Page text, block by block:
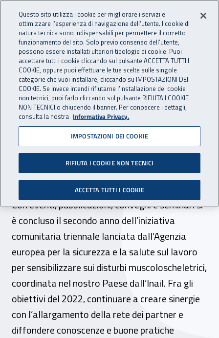
INAIL - Istituto Nazionale
Apri cerca
Navigazione principale
Navigazione - Ti trovi in:
Home Inail comunica News
31 gennaio 2022
Campagna Eu-Osha 2020-
2022, il bilancio del 2021 in
Italia
Con eventi, pubblicazioni, convegni e seminari si
è concluso il secondo anno dell’iniziativa
comunitaria triennale lanciata dall’Agenzia
europea per la sicurezza e la salute sul lavoro
per sensibilizzare sui disturbi muscoloscheletrici,
coordinata nel nostro Paese dall’Inail. Fra gli
obiettivi del 2022, continuare a creare sinergie
con l’allargamento della rete dei partner e
diffondere conoscenze e buone pratiche
Questo sito utilizza i cookie per migliorare i servizi e
ottimizzare l’esperienza di navigazione dell’utente. I cookie di
natura tecnica sono indispensabili per permettere il corretto
funzionamento del sito. Solo previo consenso dell’utente,
possono essere installati ulteriori tipologie di cookie. Puoi
accettare tutti i cookie cliccando sul pulsante ACCETTA TUTTI I
COOKIE, oppure puoi effettuare le tue scelte sulle singole
categorie che vuoi installare, cliccando su IMPOSTAZIONI DEI
COOKIE. Se invece intendi rifiutarne l’installazione dei cookie
non tecnici, puoi farlo cliccando sul pulsante RIFIUTA I COOKIE
NON TECNICI o chiudendo il banner. Per conoscere i dettagli,
consulta la nostra Informativa Privacy.
IMPOSTAZIONI DEI COOKIE
RIFIUTA I COOKIE NON TECNICI
ACCETTA TUTTI I COOKIE